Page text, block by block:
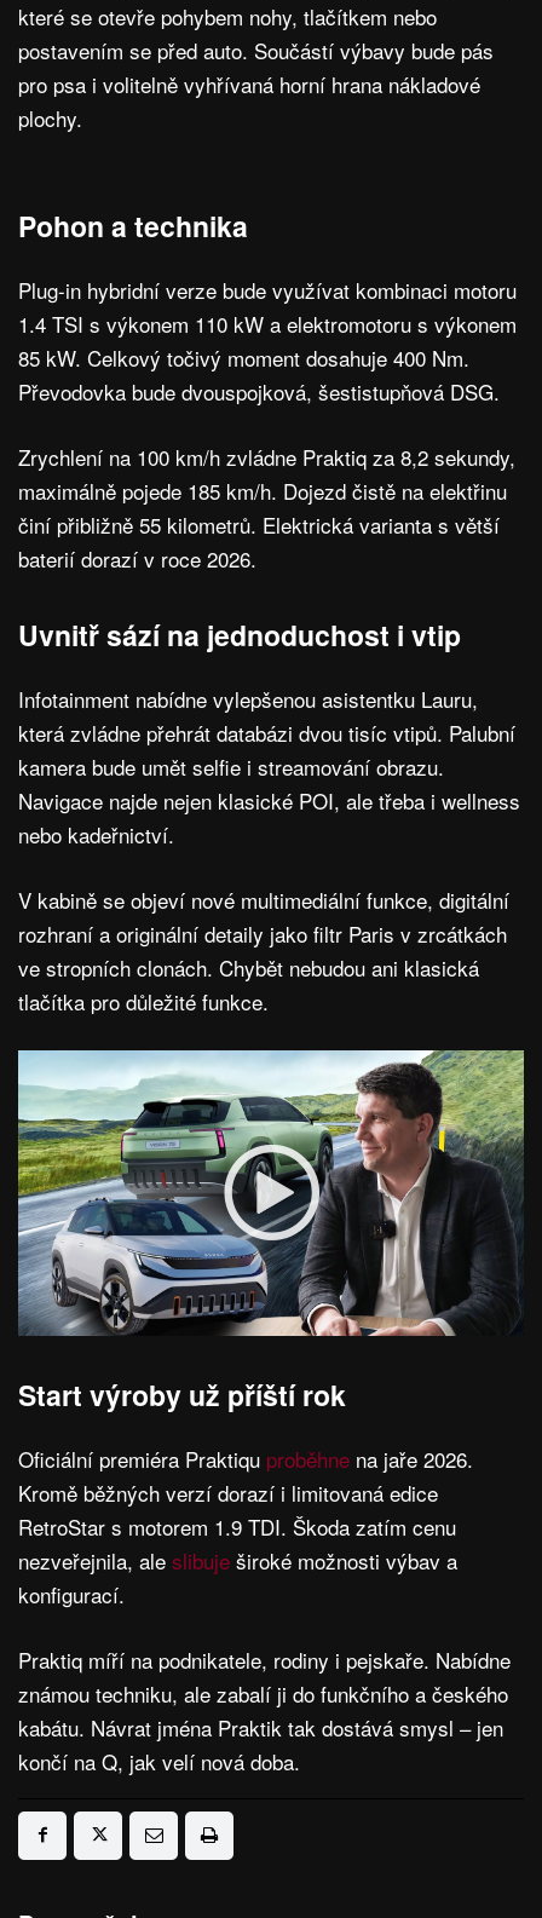
které se otevře pohybem nohy, tlačítkem nebo
postavením se před auto. Součástí výbavy bude pás
pro psa i volitelně vyhřívaná horní hrana nákladové
plochy.
Pohon a technika
Plug-in hybridní verze bude využívat kombinaci motoru
1.4 TSI s výkonem 110 kW a elektromotoru s výkonem
85 kW. Celkový točivý moment dosahuje 400 Nm.
Převodovka bude dvouspojková, šestistupňová DSG.
Zrychlení na 100 km/h zvládne Praktiq za 8,2 sekundy,
maximálně pojede 185 km/h. Dojezd čistě na elektřinu
činí přibližně 55 kilometrů. Elektrická varianta s větší
baterií dorazí v roce 2026.
Uvnitř sází na jednoduchost i vtip
Infotainment nabídne vylepšenou asistentku Lauru,
která zvládne přehrát databázi dvou tisíc vtipů. Palubní
kamera bude umět selfie i streamování obrazu.
Navigace najde nejen klasické POI, ale třeba i wellness
nebo kadeřnictví.
V kabině se objeví nové multimediální funkce, digitální
rozhraní a originální detaily jako filtr Paris v zrcátkách
ve stropních clonách. Chybět nebudou ani klasická
tlačítka pro důležité funkce.
Start výroby už příští rok
Oficiální premiéra Praktiqu proběhne na jaře 2026.
Kromě běžných verzí dorazí i limitovaná edice
RetroStar s motorem 1.9 TDI. Škoda zatím cenu
nezveřejnila, ale slibuje široké možnosti výbav a
konfigurací.
Praktiq míří na podnikatele, rodiny i pejskaře. Nabídne
známou techniku, ale zabalí ji do funkčního a českého
kabátu. Návrat jména Praktik tak dostává smysl – jen
končí na Q, jak velí nová doba.